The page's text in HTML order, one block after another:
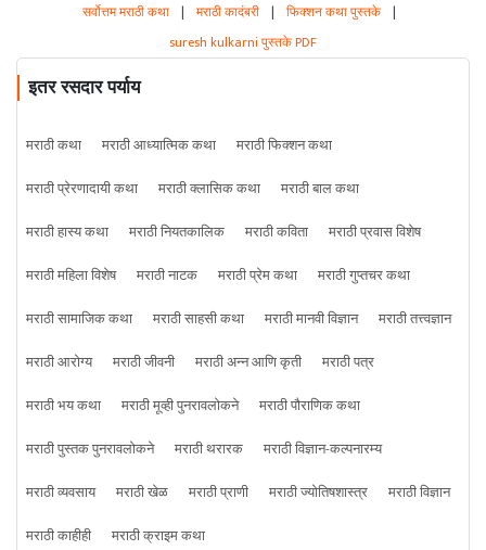
सर्वोत्तम मराठी कथा | मराठी कादंबरी | फिक्शन कथा पुस्तके |
suresh kulkarni पुस्तके PDF
इतर रसदार पर्याय
मराठी कथा मराठी आध्यात्मिक कथा
मराठी फिक्शन कथा
मराठी प्रेरणादायी कथा
मराठी क्लासिक कथा
मराठी बाल कथा
मराठी हास्य कथा
मराठी नियतकालिक मराठी कविता
मराठी प्रवास विशेष
मराठी महिला विशेष
मराठी नाटक मराठी प्रेम कथा
मराठी गुप्तचर कथा
मराठी सामाजिक कथा
मराठी साहसी कथा मराठी मानवी विज्ञान
मराठी तत्त्वज्ञान
मराठी आरोग्य
मराठी जीवनी मराठी अन्न आणि कृती
मराठी पत्र
मराठी भय कथा
मराठी मूव्ही पुनरावलोकने
मराठी पौराणिक कथा
मराठी पुस्तक पुनरावलोकने
मराठी थरारक
मराठी विज्ञान-कल्पनारम्य
मराठी व्यवसाय
मराठी खेळ मराठी प्राणी मराठी ज्योतिषशास्त्र
मराठी विज्ञान
मराठी काहीही
मराठी क्राइम कथा